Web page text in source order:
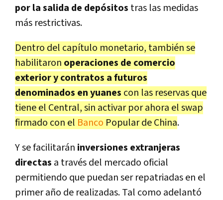
por la salida de depósitos tras las medidas
más restrictivas.
Dentro del capítulo monetario, también se
habilitaron operaciones de comercio
exterior y contratos a futuros
denominados en yuanes con las reservas que
tiene el Central, sin activar por ahora el swap
firmado con el Banco Popular de China.
Y se facilitarán inversiones extranjeras
directas a través del mercado oficial
permitiendo que puedan ser repatriadas en el
primer año de realizadas. Tal como adelantó